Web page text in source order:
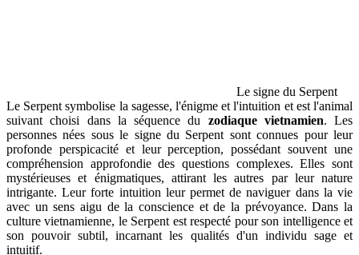
Le signe du Serpent
Le Serpent symbolise la sagesse, l'énigme et l'intuition et est l'animal
suivant choisi dans la séquence du zodiaque vietnamien. Les
personnes nées sous le signe du Serpent sont connues pour leur
profonde perspicacité et leur perception, possédant souvent une
compréhension approfondie des questions complexes. Elles sont
mystérieuses et énigmatiques, attirant les autres par leur nature
intrigante. Leur forte intuition leur permet de naviguer dans la vie
avec un sens aigu de la conscience et de la prévoyance. Dans la
culture vietnamienne, le Serpent est respecté pour son intelligence et
son pouvoir subtil, incarnant les qualités d'un individu sage et
intuitif.